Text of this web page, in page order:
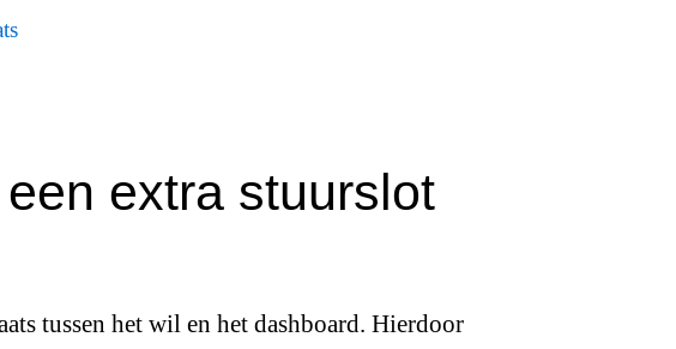
extra stuurslot
tussen het wil en het dashboard. Hierdoor